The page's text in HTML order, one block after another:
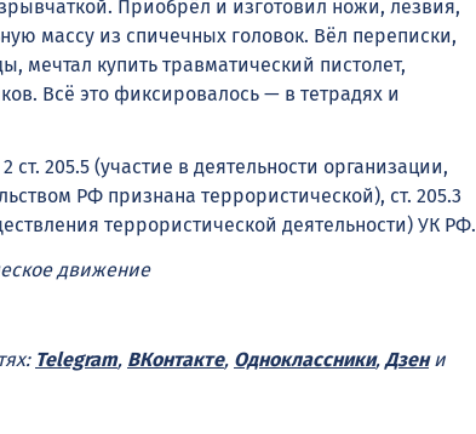
Приобрёл и изготовил ножи, лезвия,
массу из спичечных головок. Вёл переписки,
мечтал купить травматический пистолет,
Всё это фиксировалось — в тетрадях и
ст. 205.5 (участие в деятельности организации,
РФ признана террористической), ст. 205.3
террористической деятельности) УК РФ.
движение
Telegram, ВКонтакте, Одноклассники, Дзени